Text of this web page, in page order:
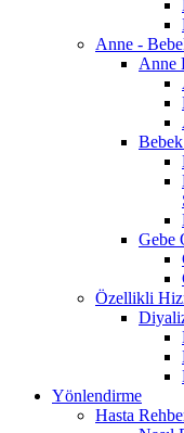
Anne -
Anne
Gebe
Özellikli
Yönlendirme
Hasta